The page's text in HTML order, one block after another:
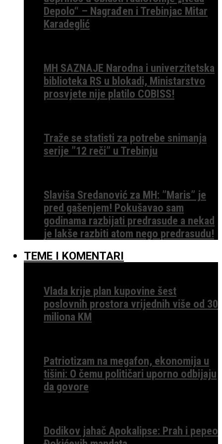
Depolo“ – Nagrađen i Trebinjac Mitar
Karadeglić
MH SAZNAJE Narodna i univerzitetska
biblioteka RS u blokadi, Ministarstvo
prosvjete nije platilo COBISS!
Traže se statisti za potrebe snimanja
serije ”12 reči” u Trebinju
Slaviša Sredanović za MH: ”Maris” je
pred gašenjem! Pokušavao sam
godinama razbijati predrasude a nekad
je lakše razbiti atom nego predrasudu!
TEME I KOMENTARI
Vlada krije plan kupovine šest
poslovnih prostora vrijednih više od 30
miliona KM
Patriotizam na megafon, ekonomija u
tišini: O čemu političari uporno odbijaju
da govore
Dodikov jahač Apokalipse: Prah i pepeo